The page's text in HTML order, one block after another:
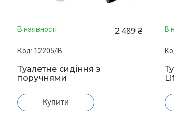
В наявності 2 489 ₴
12205/В
Туалетне сидіння з
поручнями
Купити
В